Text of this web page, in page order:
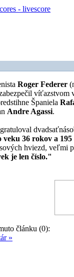
- livescore
Roger Federer
víťazstvom
Španiela
Andre Agassi.
36 rokov a 195
hviezd, veľmi
je len číslo."
článku (0):
»